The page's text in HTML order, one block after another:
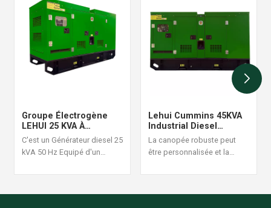
Groupe Électrogène
LEHUI 25 KVA À
Démarrage
Automatique Avec
Surveillance À Distance
C'est un Générateur diesel 25
kVA 50 Hz Equipé d'un
est adapté aux situations
Lehui Cummins 45KVA
Industrial Diesel
Generator Set 60Hz
La canopée robuste peut
être personnalisée et la
est raisonnable et fiable, une